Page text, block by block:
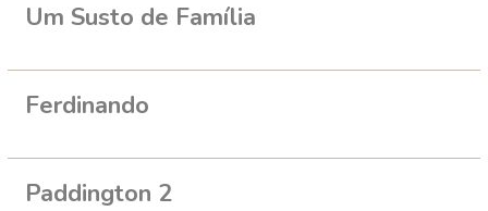
Um Susto de Família
Ferdinando
Paddington 2